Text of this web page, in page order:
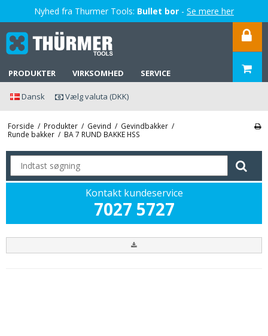
Nyhed fra Thurmer Tools: Bullet bor - Se mere her
SERVICE
VIRKSOMHED
PRODUKTER
Dansk Vælg valuta (DKK)
Forside / Produkter / Gevind / Gevindbakker /
Runde bakker / BA 7 RUND BAKKE HSS
Kontakt kundeservice
7027 5727